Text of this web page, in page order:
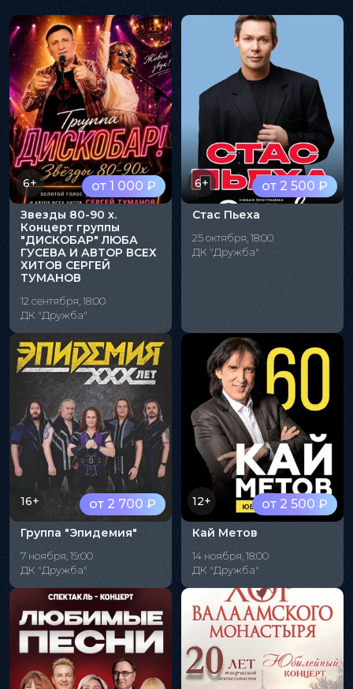
от 1 000 ₽
6+
Звезды 80-90 х.
Концерт группы
"ДИСКОБАР" ЛЮБА
ГУСЕВА И АВТОР ВСЕХ
ХИТОВ СЕРГЕЙ
ТУМАНОВ
12 сентября, 18:00
ДК "Дружба"
от 2 500 ₽
6+
Стас Пьеха
25 октября, 18:00
ДК "Дружба"
от 2 700 ₽
16+
Группа "Эпидемия"
7 ноября, 19:00
ДК "Дружба"
от 2 500 ₽
12+
Кай Метов
14 ноября, 18:00
ДК "Дружба"